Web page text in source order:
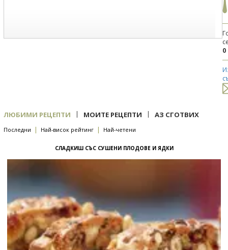
0
ЛЮБИМИ РЕЦЕПТИ | МОИТЕ РЕЦЕПТИ | АЗ СГОТВИХ
Последни | Най-висок рейтинг | Най-четени
СЛАДКИШ СЪС СУШЕНИ ПЛОДОВЕ И ЯДКИ